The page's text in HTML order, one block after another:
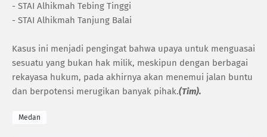
- STAI Alhikmah Tebing Tinggi
- STAI Alhikmah Tanjung Balai
Kasus ini menjadi pengingat bahwa upaya untuk menguasai
sesuatu yang bukan hak milik, meskipun dengan berbagai
rekayasa hukum, pada akhirnya akan menemui jalan buntu
dan berpotensi merugikan banyak pihak.(Tim).
Medan